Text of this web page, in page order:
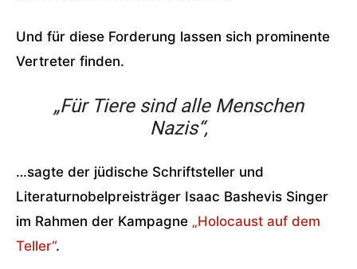
Und für diese Forderung lassen sich prominente
Vertreter finden.
„Für Tiere sind alle Menschen
Nazis“,
…sagte der jüdische Schriftsteller und
Literaturnobelpreisträger Isaac Bashevis Singer
im Rahmen der Kampagne „Holocaust auf dem
Teller“.